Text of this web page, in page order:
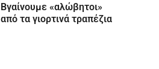
Βγαίνουμε «αλώβητοι»
από τα γιορτινά τραπέζια